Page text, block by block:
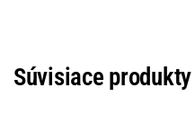
Súvisiace produkty